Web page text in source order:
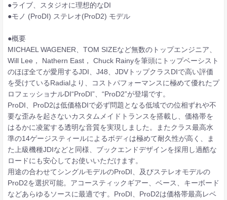
●ライブ、スタジオに理想的なDI
●モノ (ProDI) ステレオ(ProD2) モデル
●概要
MICHAEL WAGENER、TOM SIZEなど無数のトップエンジニア、
Will Lee， Nathern East， Chuck Rainyを筆頭にトップベーシスト
のほぼ全てが愛用するJDI、J48、JDVトップクラスDIで高い評価
を受けているRadialより、コストパフォーマンスに極めて優れたプ
ロフェッショナルDI“ProDI”、“ProD2”が登場です。
ProDI、ProD2は低価格DIで必ず問題となる低域での位相ずれや不
要な歪みを起さないカスタムメイドトランスを搭載し、価格帯を
はるかに凌駕する透明な音質を実現しました。またクラス最高水
準の14ゲージスティールによるボディは極めて耐久性が高く、ま
た上級機種JDIなどと同様、ブックエンドデザインを採用し過酷な
ロードにも安心してお使いいただけます。
用途の合わせてシングルモデルのProDI、及びステレオモデルの
ProD2を選択可能。アコースティックギアー、ベース、キーボード
などあらゆるソースに最適です。ProDI、ProD2は価格帯最高レベ